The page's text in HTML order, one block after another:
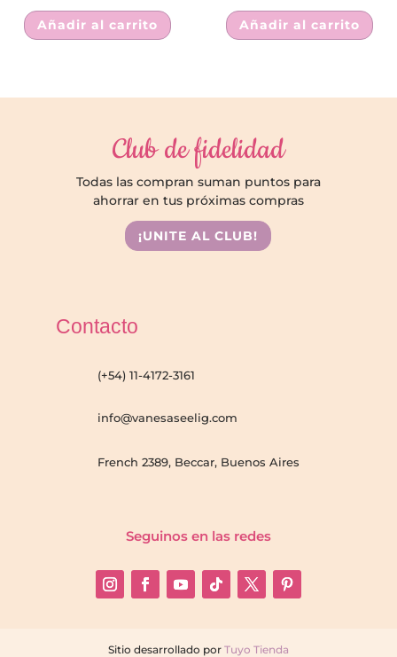
Añadir al carrito Añadir al carrito
Club de fidelidad
Todas las compran suman puntos para
ahorrar en tus próximas compras
¡UNITE AL CLUB!
Contacto
(+54) 11-4172-3161
info@vanesaseelig.com
French 2389, Beccar, Buenos Aires
Seguinos en las redes
Sitio desarrollado porTuyo Tienda